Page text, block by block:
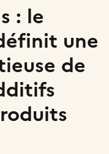
: le
une
de